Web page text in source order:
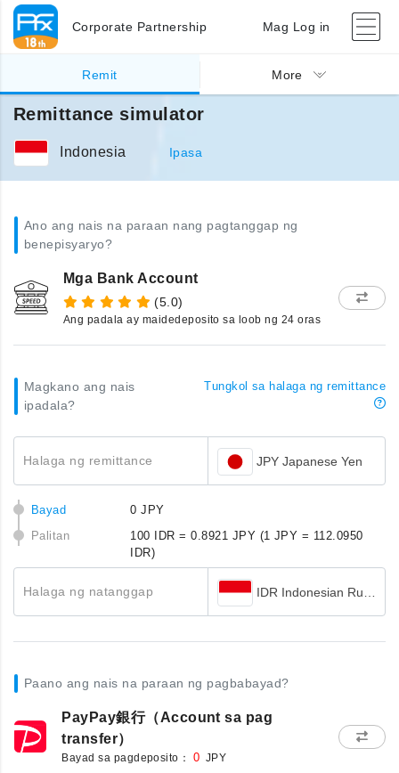
Corporate Partnership Mag Log in
Remit More
Remittance simulator
Indonesia Ipasa
Ano ang nais na paraan nang pagtanggap ng
benepisyaryo?
Mga Bank Account
(5.0)
Ang padala ay maidedeposito sa loob ng 24 oras
Magkano ang nais
ipadala?
Tungkol sa halaga ng remittance
Halaga ng remittance JPY Japanese Yen
Bayad
0 JPY
Palitan
100 IDR = 0.8921 JPY (1 JPY = 112.0950
IDR)
Halaga ng natanggap IDR Indonesian Rupiah
Paano ang nais na paraan ng pagbabayad?
PayPay銀行（Account sa pag
transfer）
Bayad sa pagdeposito： 0 JPY